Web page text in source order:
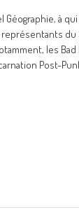
Géographie, à
du
les
Post-